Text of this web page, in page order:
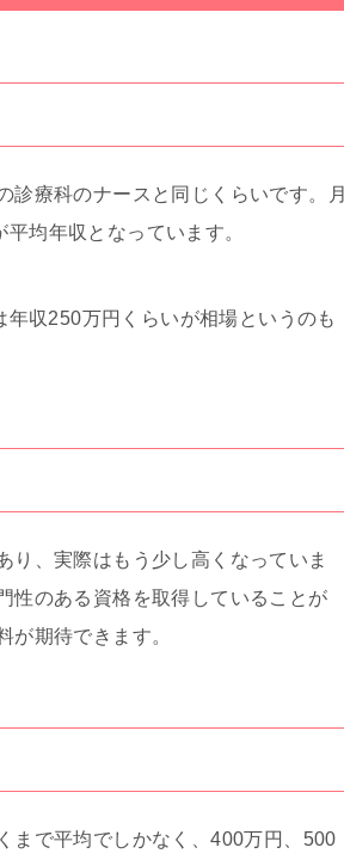
診療科のナースと同じくらいです。月
均年収となっています。
収250万円くらいが相場というのも
り、実際はもう少し高くなっていま
性のある資格を取得していることが
期待できます。
まで平均でしかなく、400万円、500